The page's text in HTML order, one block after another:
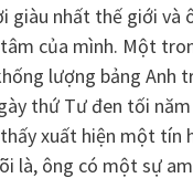
giàu nhất thế giới
của mình. Một
lượng bảng
thứ Tư đen tối năm
xuất hiện một tín
là, ông có một sự